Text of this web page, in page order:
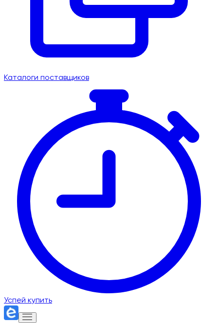
Каталоги поставщиков
Успей купить